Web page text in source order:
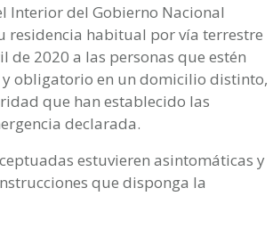
Interior del Gobierno Nacional
residencia habitual por vía terrestre
de 2020 a las personas que estén
obligatorio en un domicilio distinto,
que han establecido las
declarada.
estuvieren asintomáticas y
que disponga la